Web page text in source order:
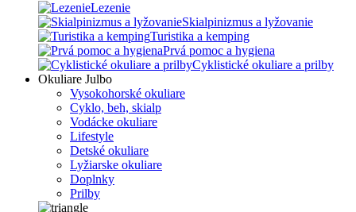
Lezenie
Skialpinizmus a lyžovanie
Turistika a kemping
Prvá pomoc a hygiena
Cyklistické okuliare a prilby
Okuliare Julbo
Vysokohorské okuliare
Cyklo, beh, skialp
Vodácke okuliare
Lifestyle
Detské okuliare
Lyžiarske okuliare
Doplnky
Prilby